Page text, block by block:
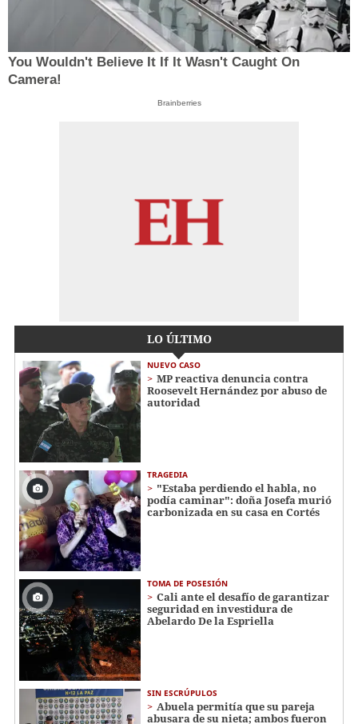
You Wouldn't Believe It If It Wasn't Caught On
Camera!
Brainberries
LO ÚLTIMO
NUEVO CASO
MP reactiva denuncia contra
Roosevelt Hernández por abuso de
autoridad
TRAGEDIA
"Estaba perdiendo el habla, no
podía caminar": doña Josefa murió
carbonizada en su casa en Cortés
TOMA DE POSESIÓN
Cali ante el desafío de garantizar
seguridad en investidura de
Abelardo De la Espriella
SIN ESCRÚPULOS
Abuela permitía que su pareja
abusara de su nieta; ambos fueron